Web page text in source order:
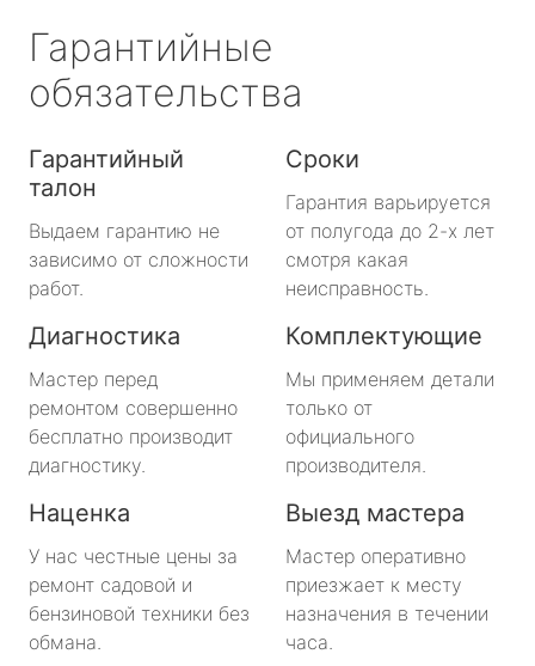
Гарантийные
обязательства
Гарантийный
талон
Выдаем гарантию не
зависимо от сложности
работ.
Сроки
Гарантия варьируется
от полугода до 2-х лет
смотря какая
неисправность.
Диагностика
Мастер перед
ремонтом совершенно
бесплатно производит
диагностику.
Комплектующие
Мы применяем детали
только от
официального
производителя.
Наценка
У нас честные цены за
ремонт садовой и
бензиновой техники без
обмана.
Выезд мастера
Мастер оперативно
приезжает к месту
назначения в течении
часа.